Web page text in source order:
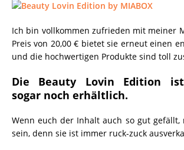
Ich bin vollkommen zufrieden mit meiner
Preis von 20,00 € bietet sie erneut einen
und die hochwertigen Produkte sind toll
Die Beauty Lovin Edition
sogar noch erhältlich.
Wenn euch der Inhalt auch so gut gefällt,
sein, denn sie ist immer ruck-zuck